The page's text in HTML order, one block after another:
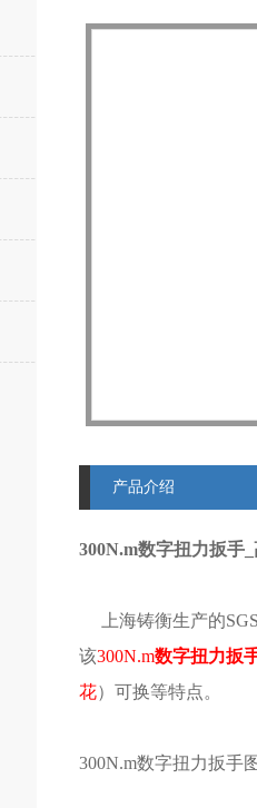
产品介绍
300N.m数字扭力扳手
上海铸衡生产的
该300N.m数字扭力扳
花）可换等特点。
300N.m数字扭力扳手